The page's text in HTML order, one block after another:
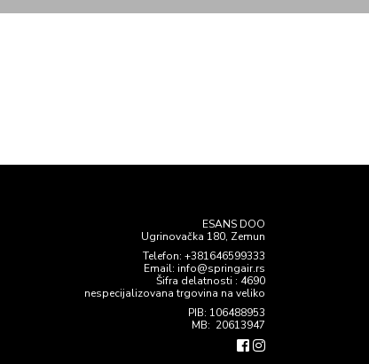
ESANS DOO
Ugrinovačka 180, Zemun
Telefon: +381646599333
Email: info@springair.rs
Šifra delatnosti : 4690
nespecijalizovana trgovina na veliko
PIB: 106488953
MB: 20613947